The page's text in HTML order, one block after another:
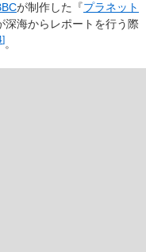
が制作した『プラネット
深海からレポートを行う際
] 。